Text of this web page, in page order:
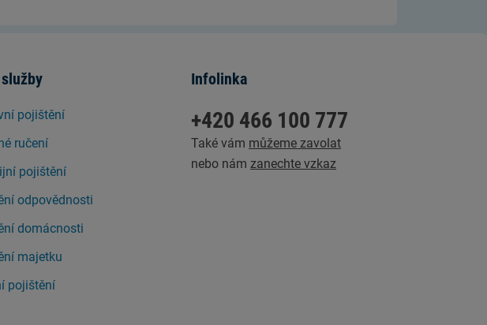
pojištění
ručení
pojištění
odpovědnosti
domácnosti
majetku
pojištění
Infolinka
+420 466 100 777
Také vám můžeme zavolat
nebo nám zanechte vzkaz